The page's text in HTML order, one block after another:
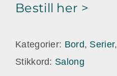
Bestill her >
Kategorier: Bord, Serier,
Stikkord: Salong